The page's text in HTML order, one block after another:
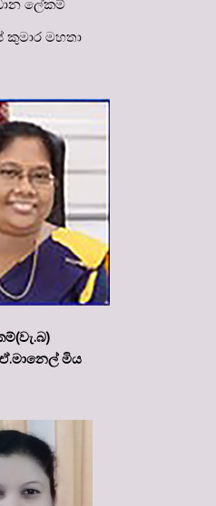
ලේකම්
කුමාර මහතා
මිය